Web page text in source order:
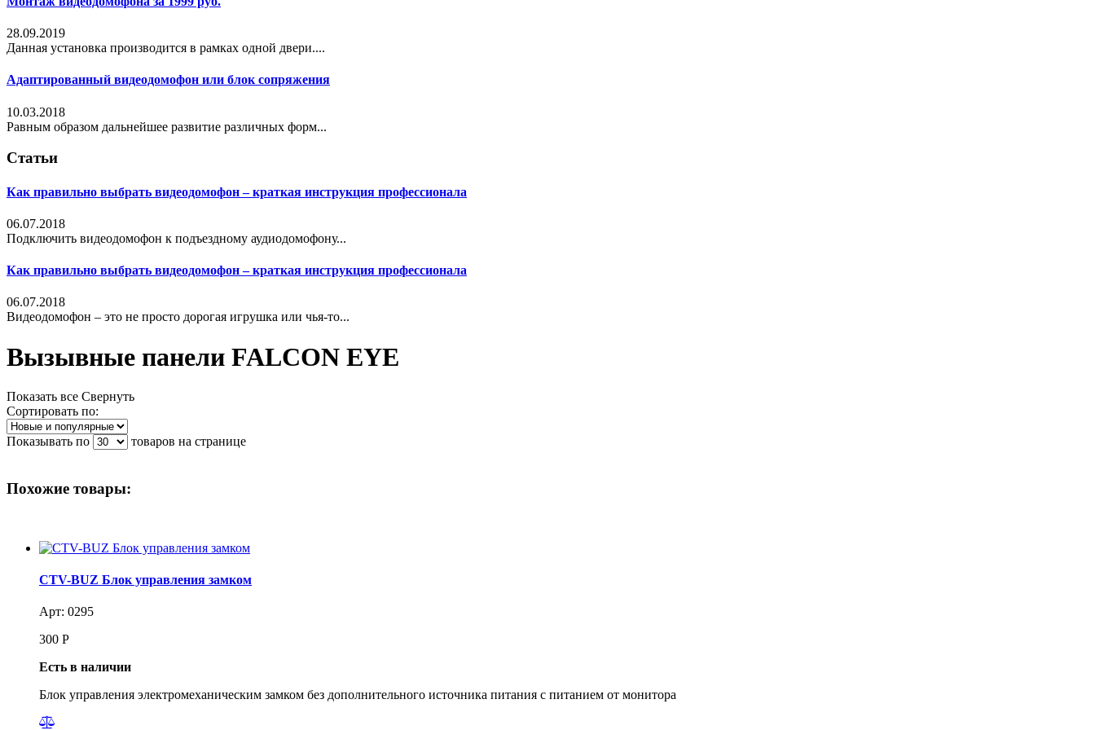
28.09.2019
Данная установка производится в рамках одной двери....
Адаптированный видеодомофон или блок сопряжения
10.03.2018
Равным образом дальнейшее развитие различных форм...
Статьи
Как правильно выбрать видеодомофон – краткая инструкция профессионала
06.07.2018
Подключить видеодомофон к подъездному аудиодомофону...
Как правильно выбрать видеодомофон – краткая инструкция профессионала
06.07.2018
Видеодомофон – это не просто дорогая игрушка или чья-то...
Вызывные панели FALCON EYE
Показать все Свернуть
Сортировать по:
Показывать по товаров на странице
Похожие товары:
CTV-BUZ Блок управления замком
Арт: 0295
300 Р
Есть в наличии
Блок управления электромеханическим замком без дополнительного источника питания с питанием от монитора